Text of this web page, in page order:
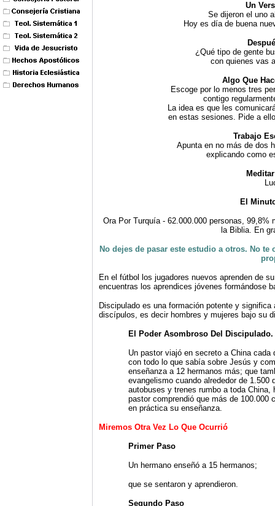
Un
Se dijeron el uno
Hoy es día de buena
¿Qué tipo de gente
con quienes vas
Algo Que
Escoge por lo menos tres
contigo
La idea es que les
en estas sesiones. Pide a
Trabajo
Apunta en no más de dos
explicando como
El
Ora Por Turquía - 62.000.000 personas, 99,8%
la Biblia. En
No dejes de pasar este estudio a otros. No te
En el fútbol los jugadores nuevos aprenden de
encuentras los aprendices jóvenes formándose
Discipulado es una formación potente y
discípulos, es decir hombres y mujeres bajo su
El Poder Asombroso Del Discipulado.
Un pastor viajó en secreto a China
con todo lo que sabía sobre Jesús y
enseñanza a 12 hermanos más; que
evangelismo cuando alrededor de
autobuses y trenes rumbo a toda
pastor comprendió que más de 100.000
en práctica su enseñanza.
Miremos Otra Vez Lo Que Ocurrió
Primer Paso
Un hermano enseñó a 15 hermanos;
que se sentaron y aprendieron.
Segundo Paso